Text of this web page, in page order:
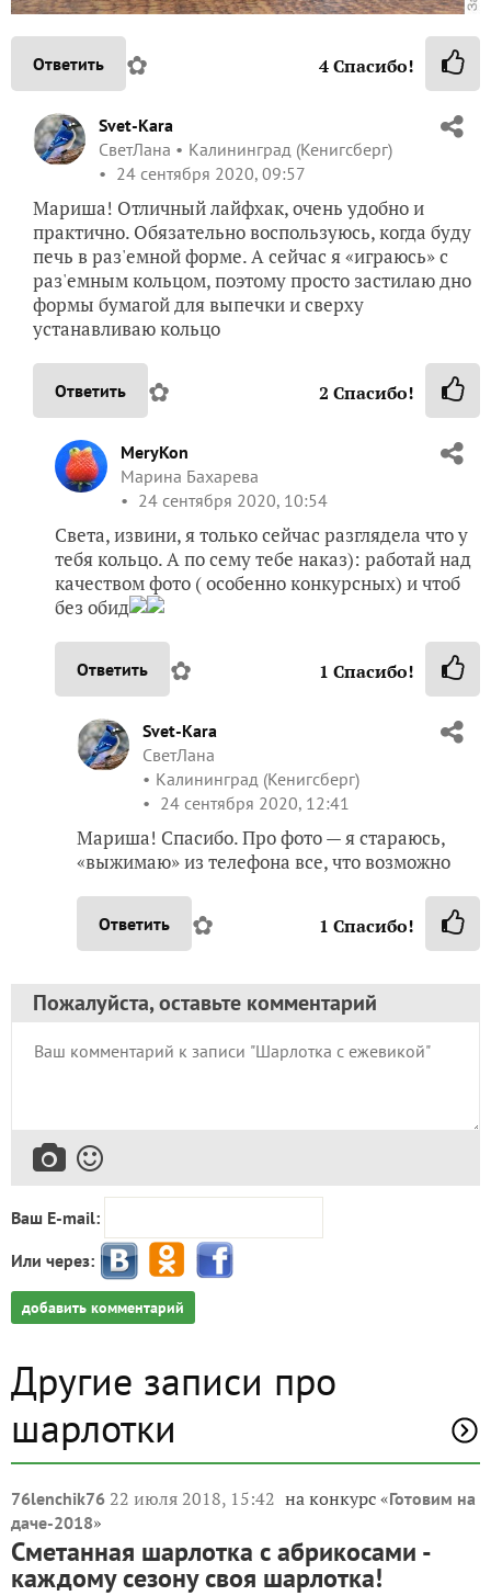
Ответить ✿ 4Спасибо!
Svet-Kara
СветЛана
Калининград (Кенигсберг)
24 сентября 2020, 09:57
Мариша! Отличный лайфхак, очень удобно и
практично. Обязательно воспользуюсь, когда буду
печь в раз'емной форме. А сейчас я «играюсь» с
раз'емным кольцом, поэтому просто застилаю дно
формы бумагой для выпечки и сверху
устанавливаю кольцо
Ответить ✿ 2 Спасибо!
MeryKon
Марина Бахарева
24 сентября 2020, 10:54
Света, извини, я только сейчас разглядела что у
тебя кольцо. А по сему тебе наказ): работай над
качеством фото ( особенно конкурсных) и чтоб
без обид
Ответить ✿ 1 Спасибо!
Svet-Kara
СветЛана
Калининград (Кенигсберг)
24 сентября 2020, 12:41
Мариша! Спасибо. Про фото — я стараюсь,
«выжимаю» из телефона все, что возможно
Ответить ✿ 1 Спасибо!
Пожалуйста, оставьте комментарий
Ваш E-mail:
Или через:
добавить комментарий
Другие записи про
шарлотки
76lenchik76 22 июля 2018, 15:42 на конкурс «Готовим на
даче-2018»
Сметанная шарлотка с абрикосами -
каждому сезону своя шарлотка!